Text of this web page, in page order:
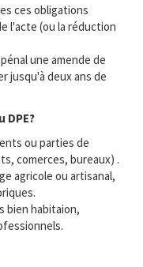
ces obligations
l'acte (ou la réduction
une amende de
jusqu'à deux ans de
DPE?
ou parties de
comerces, bureaux) .
agricole ou artisanal,
bien habitaion,